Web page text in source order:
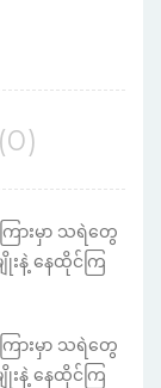
းမှာ သရဲတွေ
နဲ့ နေထိုင်ကြ
းမှာ သရဲတွေ
နဲ့ နေထိုင်ကြ